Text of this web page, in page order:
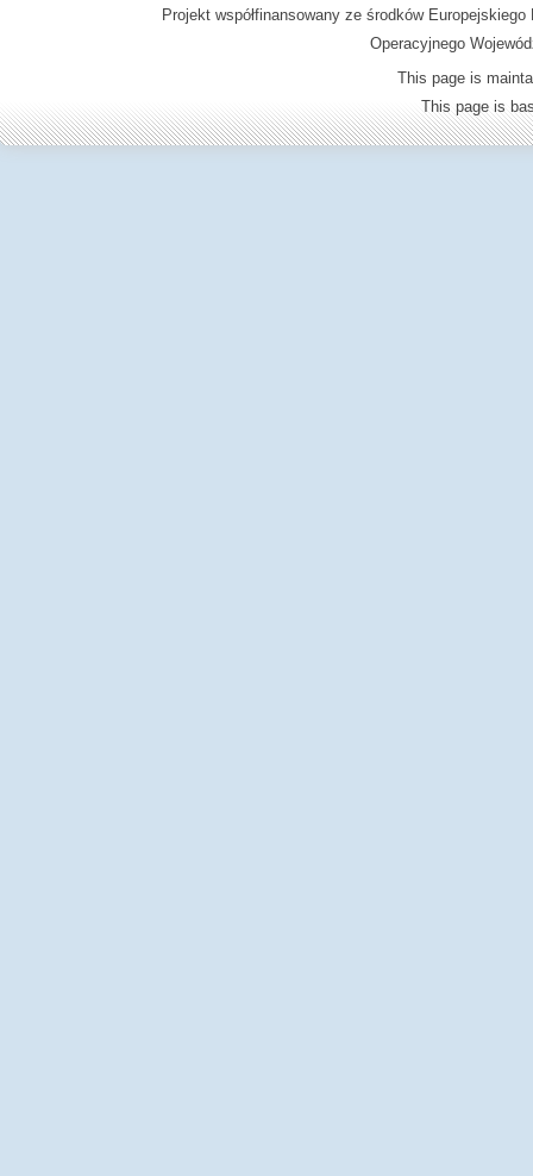
Projekt współfinansowany ze środków
Operacyjnego
This page is
This page is